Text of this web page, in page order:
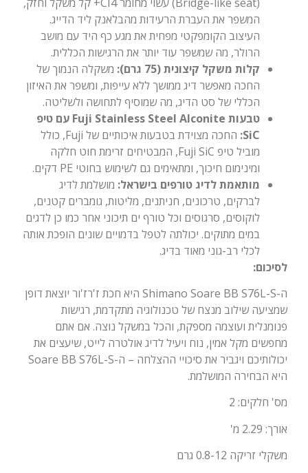
המשפר את העברת הרעידות מהבלאנק ליד הדייג.
העיצוב הקומפקטי מפחית את מגע כף היד עם מושב
הרולר, מה שמשפר עוד יותר את הרגישות הכללית.
קלות משקל קיצונית (75 גרם):
משקלה הנמוך של
החכה מאפשר דיג ממושך ללא עייפות, ומשפר את האיזון
הכללי של סט הדיג, מה שמוסיף לתחושה ולשליטה.
טבעות Fuji Stainless Steel Alconite עם טיפ
SiC:
החכה מצוידת בטבעות איכותיים של Fuji, כולל
מוביל טיפ Fuji SiC, המבטיחים זרימת חוט חלקה
ומינימום חיכוך, ומתאימים גם לשימוש בחוטי PE דקים.
מותאמת לדיג טורפים בישראל: מושלמת לדיג
לברקים, טרכונים, חניתנים, מליטות, גומברים קטנים,
לוקוסים, סרגוסים וכל טורף ים תיכוני אחר כמו כן לדגים
במים מתוקים. יכולתה לטפל בדמויים שונים הופכת אותה
לכלי רב-גוני מאוד בדיג.
לסיכום:
ה-Shimano Soare BB S76L-S היא חכת ז'רז'ור יוצאת דופן
שמציעה שילוב מנצח של טכנולוגיה מתקדמת, רגישות
פנומנלית ועוצמה מספקת, והכל במשקל נוצה. אם אתם
מחפשים מקל אמין, נוח ויעיל לדיג אולטרה לייט, שיעצים את
יכולותיכם ויגביר את סיכויי ההצלחה – ה-Soare BB S76L-S
היא הבחירה המושלמת.
מס' חלקים: 2
אורך: 2.29 מ'
משקלי זריקה 0.8-12 גרם